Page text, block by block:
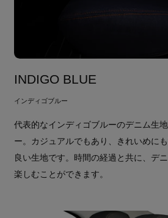
INDIGO BLUE
インディゴブルー
代表的なインディゴブルーのデニム生
ー。カジュアルでもあり、きれいめに
良い生地です。時間の経過と共に、デ
楽しむことができます。